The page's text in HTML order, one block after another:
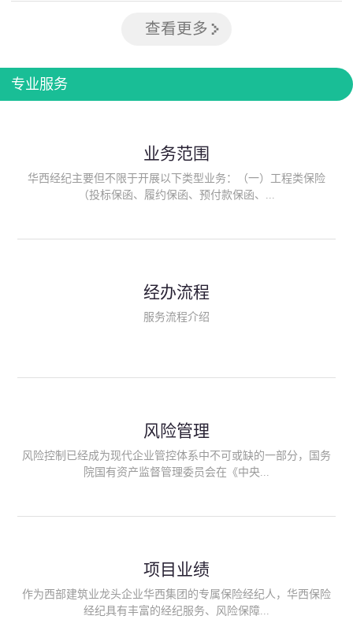
查看更多
专业服务
业务范围
华西经纪主要但不限于开展以下类型业务：（一）工程类保险
（投标保函、履约保函、预付款保函、...
险、政府公共安全责任保险/自然灾害公众责任保险、精神病监护
人责任险、首台套/首版次保险、科技保险等）；（三）传统财产
险产品；（六）保险招投标业务。随着业务的开展，华西经纪会
供专业、优质的保险经纪服务。
经办流程
服务流程介绍
风险管理
风险控制已经成为现代企业管控体系中不可或缺的一部分，国务
院国有资产监督管理委员会在《中央...
能够为客户降低风险管理成本，提高经营效率；能够为企业提供
从风险评估、风险分析、风险防范、风险转移到灾后防损、索赔
等全方位、全过程、专家式的服务，拓展和深化由保险公司提供
项目业绩
作为西部建筑业龙头企业华西集团的专属保险经纪人，华西保险
经纪具有丰富的经纪服务、风险保障...